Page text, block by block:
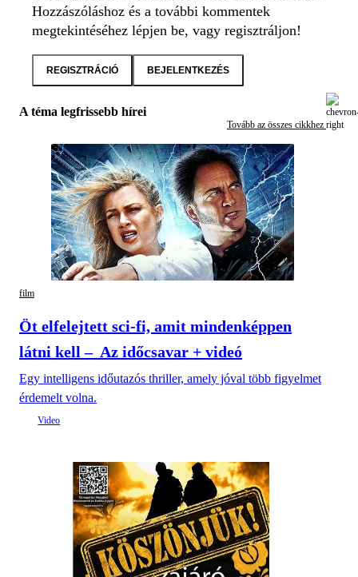
Hozzászóláshoz és a további kommentek
megtekintéséhez lépjen be, vagy regisztráljon!
REGISZTRÁCIÓ BEJELENTKEZÉS
A téma legfrissebb hírei
Tovább az összes cikkhez
film
Öt elfelejtett sci-fi, amit mindenképpen
látni kell – Az időcsavar + videó
Egy intelligens időutazós thriller, amely jóval több figyelmet
érdemelt volna.